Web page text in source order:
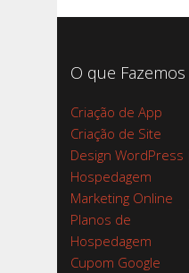
O que Fazemos
Criação de App
Criação de Site
Design WordPress
Hospedagem
Marketing Online
Planos de
Hospedagem
Cupom Google